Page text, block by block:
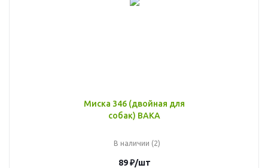
Миска 346 (двойная для
собак) ВАКА
В наличии (2)
89₽/шт